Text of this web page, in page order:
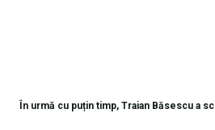
În urmă cu puțin timp, Traian Băsescu a